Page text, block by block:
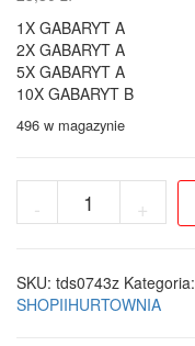
1X GABARYT A
2X GABARYT A
5X GABARYT A
10X GABARYT B
496 w magazynie
-
Zestaw
do
iPhone
+
SKU: tds0743z Kategoria:
SHOPIIHURTOWNIA